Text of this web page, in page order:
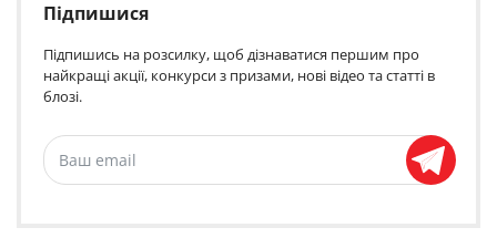
Підпишися
Підпишись на розсилку, щоб дізнаватися першим про
найкращі акції, конкурси з призами, нові відео та статті в
блозі.